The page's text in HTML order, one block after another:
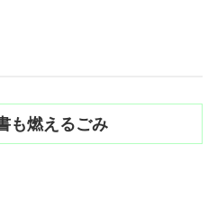
も燃えるごみ